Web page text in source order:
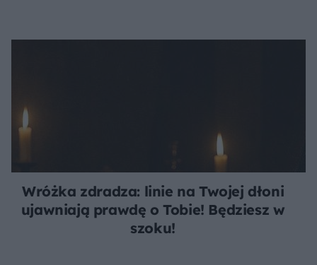
Wróżka zdradza: linie na Twojej dłoni
ujawniają prawdę o Tobie! Będziesz w
szoku!